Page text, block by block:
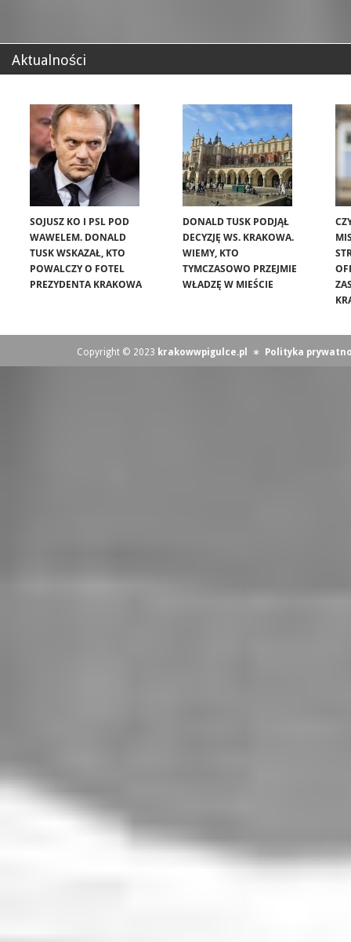
Aktualności
SOJUSZ KO I PSL POD
WAWELEM. DONALD
TUSK WSKAZAŁ, KTO
POWALCZY O FOTEL
PREZYDENTA KRAKOWA
DONALD TUSK PODJĄŁ
DECYZJĘ WS. KRAKOWA.
WIEMY, KTO
TYMCZASOWO PRZEJMIE
WŁADZĘ W MIEŚCIE
Copyright © 2023 krakowwpigulce.pl ∗ Polityka